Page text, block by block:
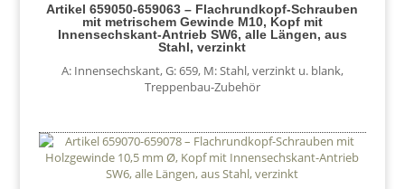
Artikel 659050-659063 – Flachrundkopf-Schrauben
mit metrischem Gewinde M10, Kopf mit
Innensechskant-Antrieb SW6, alle Längen, aus
Stahl, verzinkt
A: Innensechskant,G: 659, M: Stahl, verzinkt u. blank,
Treppenbau-Zubehör